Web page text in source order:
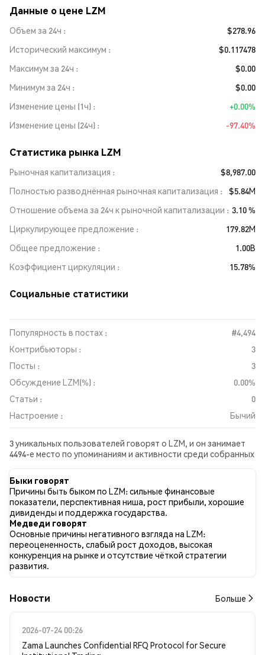
Данные о цене LZM
Объем за 24ч
$278.96
Исторический максимум
$0.117478
Максимум за 24ч
$0.00
Минимум за 24ч
$0.00
Изменение цены (1ч)
+0.00%
Изменение цены (24ч)
-97.40%
Статистика рынка LZM
Рыночная капитализация
$8,987.00
Полностью разводнённая рыночная капитализация
$5.84M
Отношение объема за 24ч к рыночной капитализации
3.10 %
Циркулирующее предложение
179.82M
Общее предложение
1.00B
Коэффициент циркуляции
15.78%
Социальные статистики
Популярность в постах :
#4,494
Контрибьюторы :
3
Посты :
3
Обсуждение LZM(%) :
0.00%
Статьи :
0
Настроение :
Бычий
3 уникальных пользователей говорят о LZM, и он занимает
4494-е место по упоминаниям и активности среди собранных
во всех социальных сетях было Бычий. Всего было
опубликовано 0 новостных статей о LZM. В Twitter 100.00%
твитов имели бычий настрой по сравнению с 0.00% твитов с
медвежьим настроем по LZM. 0.00% твитов были
нейтральными по отношению к LZM. Эти данные основаны
на 1 твитах.
Быки говорят
Причины быть быком по LZM: сильные финансовые
показатели, перспективная ниша, рост прибыли, хорошие
дивиденды и поддержка государства.
Медведи говорят
Основные причины негативного взгляда на LZM:
переоцененность, слабый рост доходов, высокая
конкуренция на рынке и отсутствие чёткой стратегии
развития.
Новости Больше
2026-07-24 00:26
Zama Launches Confidential RFQ Protocol for Secure